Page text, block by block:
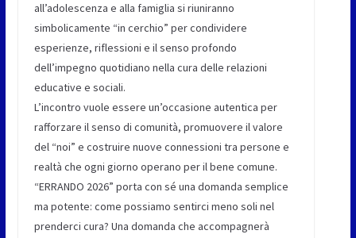
all’adolescenza e alla famiglia si riuniranno
simbolicamente “in cerchio” per condividere
esperienze, riflessioni e il senso profondo
dell’impegno quotidiano nella cura delle relazioni
educative e sociali.
L’incontro vuole essere un’occasione autentica per
rafforzare il senso di comunità, promuovere il valore
del “noi” e costruire nuove connessioni tra persone e
realtà che ogni giorno operano per il bene comune.
“ERRANDO 2026” porta con sé una domanda semplice
ma potente: come possiamo sentirci meno soli nel
prenderci cura? Una domanda che accompagnerà